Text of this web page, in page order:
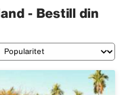
- Bestill din
Sortering